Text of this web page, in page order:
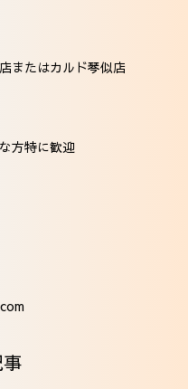
またはカルド琴似店
方特に歓迎